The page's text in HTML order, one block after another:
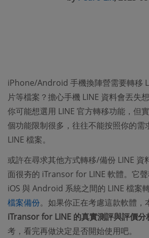
iPhone/Android 手機換陣營需要轉移
片等檔案？擔心手機 LINE 資料會丟失
你可能想選用 LINE 官方轉移功能，但
個功能限制很多，往往不能按照你的需
LINE 檔案。
或許在尋求其他方式轉移/備份 LINE 資
面很夯的 iTransor for LINE 軟體。它
iOS 與 Android 系統之間的 LINE 檔案
檔案備份。如果你正在考慮這款軟體，
iTransor for LINE 的真實測評與評價分
考，看完再做決定是否開始使用吧。